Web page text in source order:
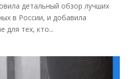
детальный обзор лучших
в России, и добавила
для тех, кто...